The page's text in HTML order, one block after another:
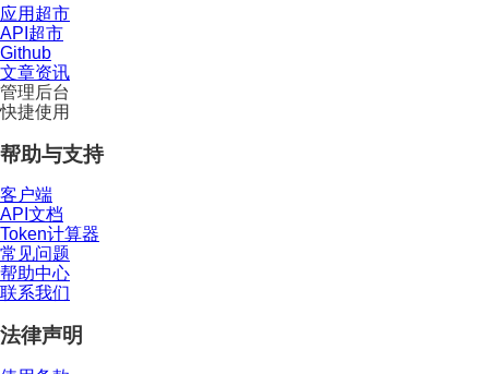
应用超市
API超市
Github
文章资讯
管理后台
快捷使用
帮助与支持
客户端
API文档
Token计算器
常见问题
帮助中心
联系我们
法律声明